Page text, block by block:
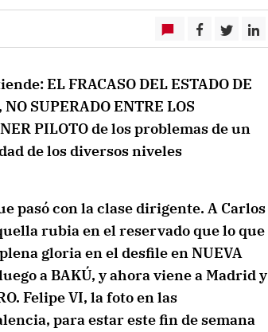
EL FRACASO DEL ESTADO DE
SUPERADO ENTRE LOS
PILOTO de los problemas de un
de los diversos niveles
pasó con la clase dirigente. A Carlos
rubia en el reservado que lo que
gloria en el desfile en NUEVA
a BAKÚ, y ahora viene a Madrid y
Felipe VI, la foto en las
para estar este fin de semana